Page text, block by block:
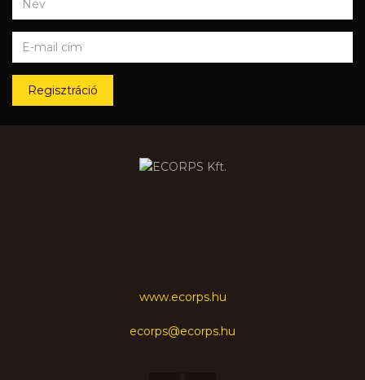
Regisztráció
www.ecorps.hu
ecorps@ecorps.hu